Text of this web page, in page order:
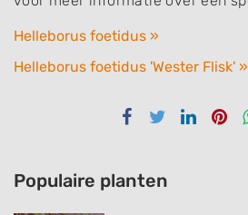
Helleborus foetidus »
Helleborus foetidus 'Wester Flisk' »
DelenDelenDelen
Populaire planten